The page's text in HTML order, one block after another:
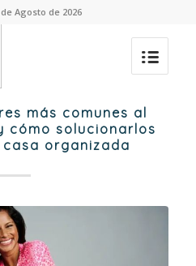
Agosto de 2026
más comunes al
cómo solucionarlos
organizada